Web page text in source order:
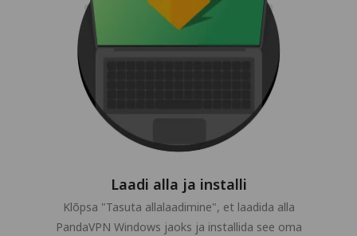
Laadi alla ja installi
Klõpsa "Tasuta allalaadimine", et laadida alla
PandaVPN Windows jaoks ja installida see oma